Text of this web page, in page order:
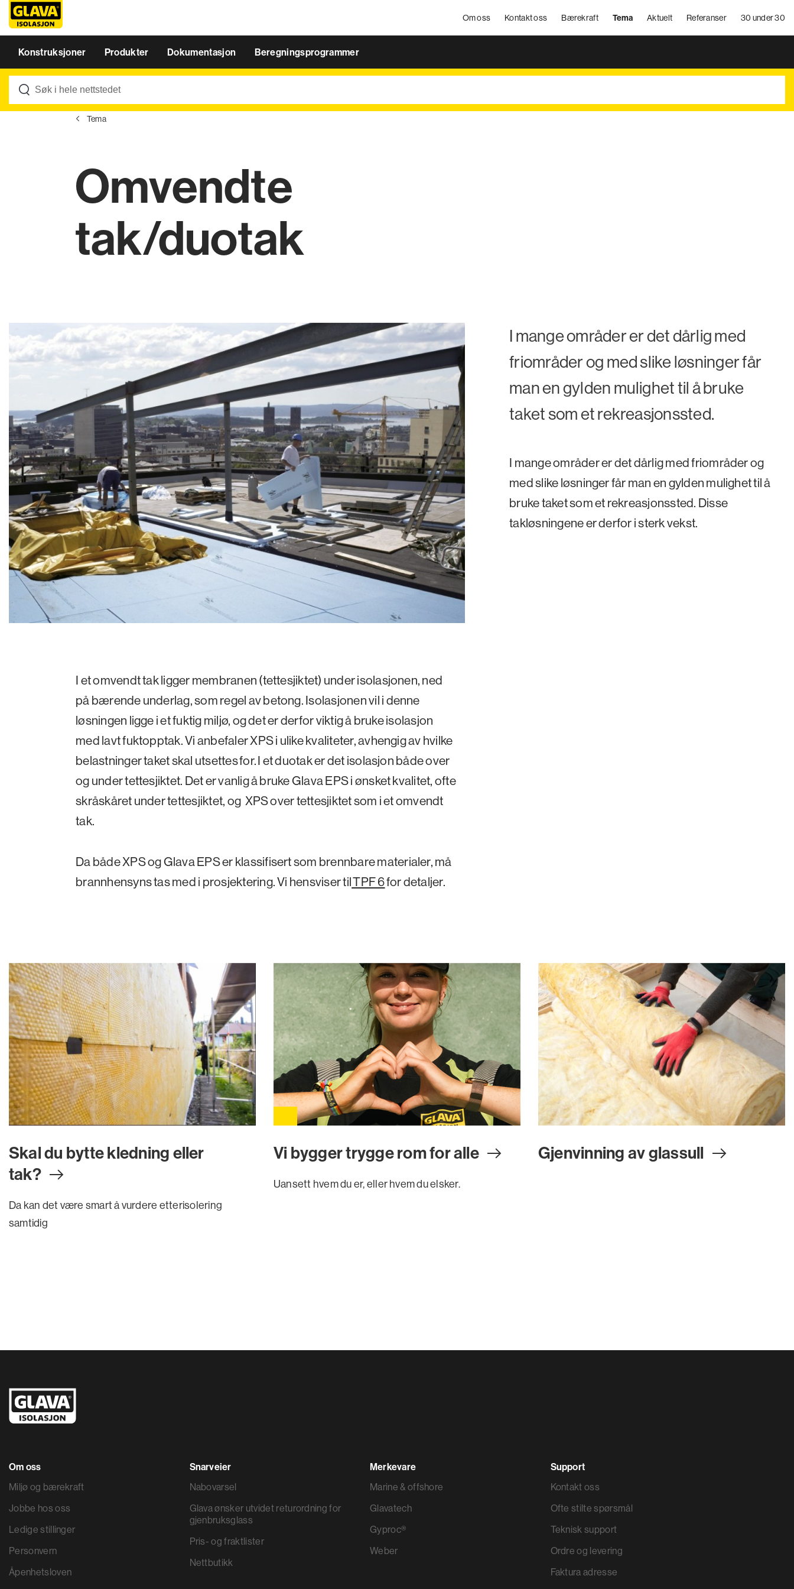
Om oss Kontakt oss Bærekraft Tema Aktuelt Referanser 30 under 30
Konstruksjoner Produkter Dokumentasjon Beregningsprogrammer
Tema
Omvendte
tak/duotak
I mange områder er det dårlig med
friområder og med slike løsninger får
man en gylden mulighet til å bruke
taket som et rekreasjonssted.
I mange områder er det dårlig med friområder og
med slike løsninger får man en gylden mulighet til å
bruke taket som et rekreasjonssted. Disse
takløsningene er derfor i sterk vekst.
I et omvendt tak ligger membranen (tettesjiktet) under isolasjonen, ned
på bærende underlag, som regel av betong. Isolasjonen vil i denne
løsningen ligge i et fuktig miljø, og det er derfor viktig å bruke isolasjon
med lavt fuktopptak. Vi anbefaler XPS i ulike kvaliteter, avhengig av hvilke
belastninger taket skal utsettes for. I et duotak er det isolasjon både over
og under tettesjiktet. Det er vanlig å bruke Glava EPS i ønsket kvalitet, ofte
skråskåret under tettesjiktet, og XPS over tettesjiktet som i et omvendt
tak.
Da både XPS og Glava EPS er klassifisert som brennbare materialer, må
brannhensyns tas med i prosjektering. Vi hensviser tilTPF 6for detaljer.
Skal du bytte kledning eller
tak?
Da kan det være smart å vurdere etterisolering
samtidig
Vi bygger trygge rom for alle
Uansett hvem du er, eller hvem du elsker.
Gjenvinning av glassull
Om oss
Miljø og bærekraft
Jobbe hos oss
Ledige stillinger
Personvern
Åpenhetsloven
Snarveier
Nabovarsel
Glava ønsker utvidet returordning for
gjenbruksglass
Pris- og fraktlister
Nettbutikk
Merkevare
Marine & offshore
Glavatech
Gyproc®
Weber
Support
Kontakt oss
Ofte stilte spørsmål
Teknisk support
Ordre og levering
Faktura adresse